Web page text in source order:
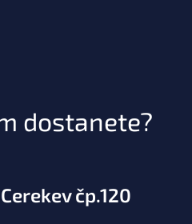
dostanete?
čp.120